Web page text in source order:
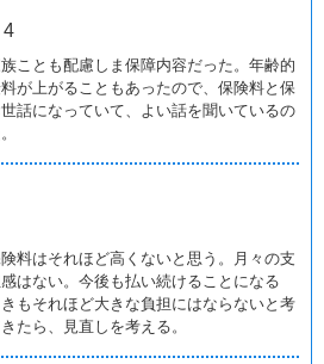
4
ことも配慮しま保障内容だった。年齢的
が上がることもあったので、保険料と保
話になっていて、よい話を聞いているの
料はそれほど高くないと思う。月々の支
はない。今後も払い続けることになる
もそれほど大きな負担にはならないと考
たら、見直しを考える。